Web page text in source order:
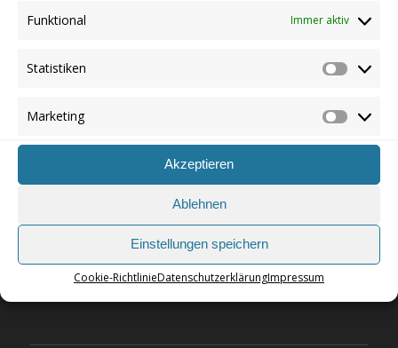
Funktional Immer aktiv
Statistiken
Marketing
Akzeptieren
Ablehnen
Einstellungen speichern
Cookie-RichtlinieDatenschutzerklärungImpressum
Zurück zur Übersicht